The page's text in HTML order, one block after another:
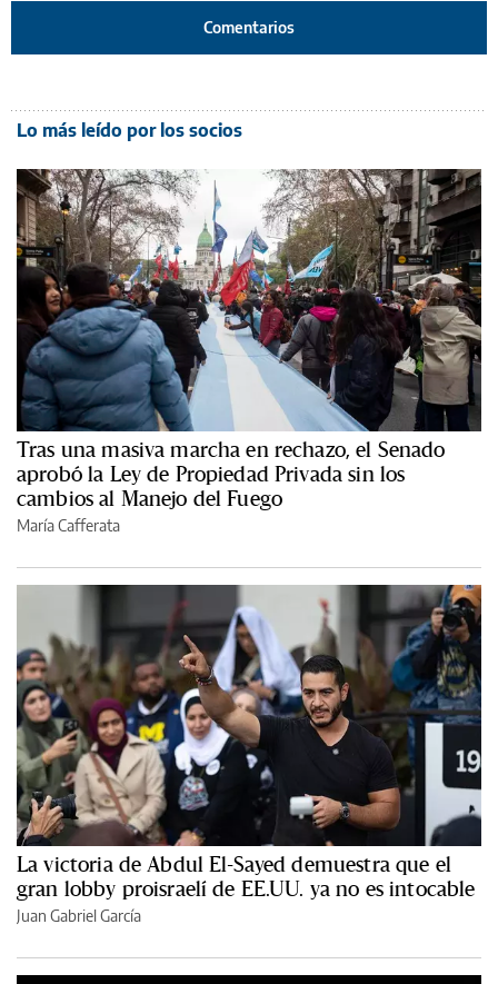
Comentarios
Lo más leído por los socios
Tras una masiva marcha en rechazo, el Senado
aprobó la Ley de Propiedad Privada sin los
cambios al Manejo del Fuego
María Cafferata
La victoria de Abdul El-Sayed demuestra que el
gran lobby proisraelí de EE.UU. ya no es intocable
Juan Gabriel García